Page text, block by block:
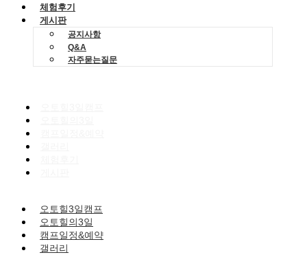
체험후기
게시판
공지사항
Q&A
자주묻는질문
오토힐3일캠프
오토힐의3일
캠프일정&예약
갤러리